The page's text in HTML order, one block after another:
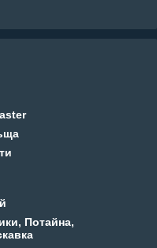
Потайна,